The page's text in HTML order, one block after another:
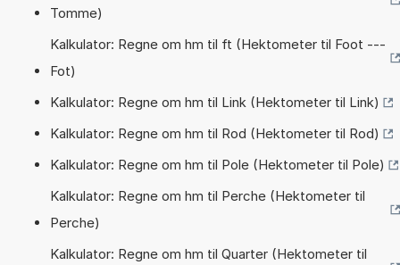
Tomme)
Kalkulator: Regne om hm til ft (Hektometer til Foot ---
Fot)
Kalkulator: Regne om hm til Link (Hektometer til Link)
Kalkulator: Regne om hm til Rod (Hektometer til Rod)
Kalkulator: Regne om hm til Pole (Hektometer til Pole)
Kalkulator: Regne om hm til Perche (Hektometer til
Perche)
Kalkulator: Regne om hm til Quarter (Hektometer til